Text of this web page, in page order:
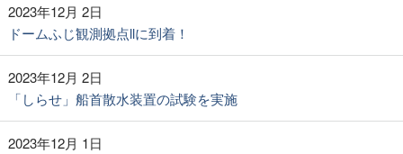
2023年12月 2日
ドームふじ観測拠点llに到着！
2023年12月 2日
「しらせ」船首散水装置の試験を実施
2023年12月 1日